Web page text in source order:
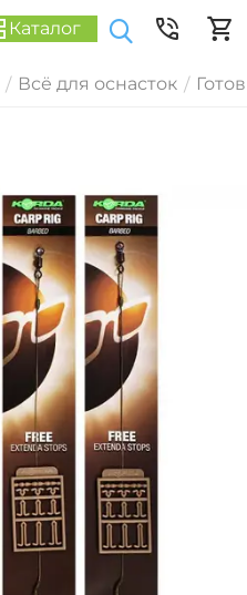
Каталог
/ Всё для оснасток /